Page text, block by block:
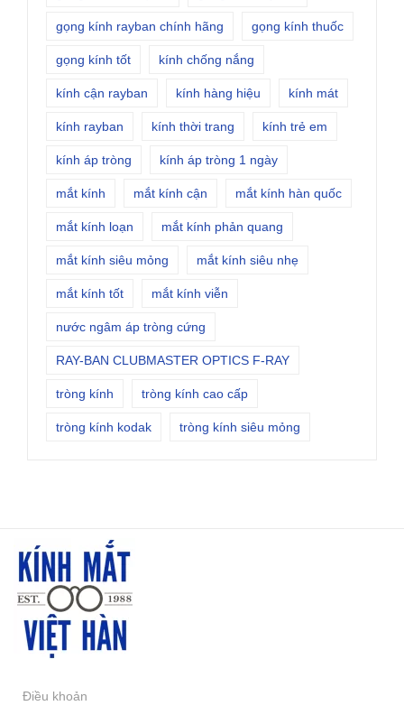
gọng kính rayban chính hãng gọng kính thuốc
gọng kính tốt kính chống nắng
kính cận rayban kính hàng hiệu kính mát
kính rayban kính thời trang kính trẻ em
kính áp tròng kính áp tròng 1 ngày
mắt kính mắt kính cận mắt kính hàn quốc
mắt kính loạn mắt kính phản quang
mắt kính siêu mỏng mắt kính siêu nhẹ
mắt kính tốt mắt kính viễn
nước ngâm áp tròng cứng
RAY-BAN CLUBMASTER OPTICS F-RAY
tròng kính tròng kính cao cấp
tròng kính kodak tròng kính siêu mỏng
Điều khoản